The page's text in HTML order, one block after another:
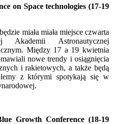
on Space technologies (17-19
miała miała miejsce czwarta
Akademii Astronautycznej
Między 17 a 19 kwietnia
nowe trendy i osiągnięcia
i rakietowych, a także będą
z którymi spotykają się w
Growth Conference (18-19